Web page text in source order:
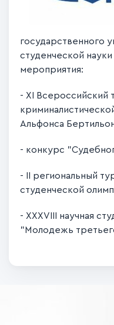
государственного
студенческой
мероприятия:
- XI Всероссийский
Альфонса
- конкурс
- II региональный
студенческой
- XXXVIII научная
"Молодежь